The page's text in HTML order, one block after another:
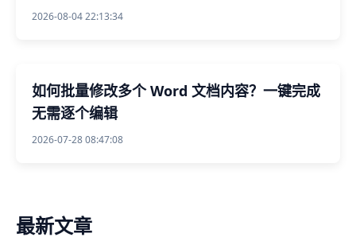
2026-08-04 22:13:34
如何批量修改多个 Word 文档内容？一键完成
无需逐个编辑
2026-07-28 08:47:08
最新文章